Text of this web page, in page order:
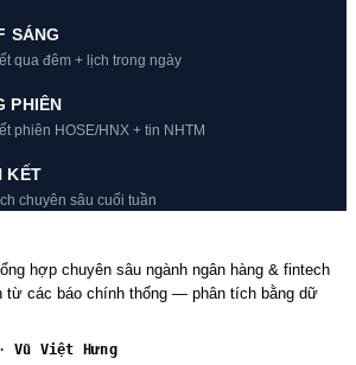
SÁNG
qua đêm + lịch trong ngày
PHIÊN
phiên HOSE/HNX + tin NHTM
KẾT
chuyên sâu cuối tuần
hợp chuyên sâu ngành ngân hàng & fintech
từ các báo chính thống — phân tích bằng dữ
·Vũ Việt Hưng